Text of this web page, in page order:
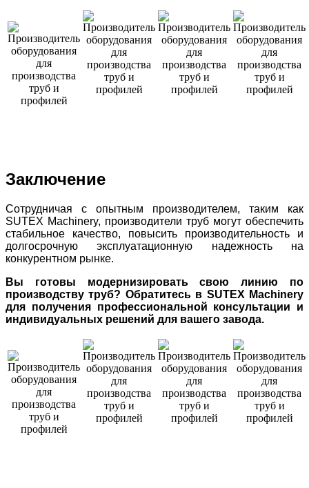
Заключение
Сотрудничая с опытным производителем, таким как
SUTEX Machinery, производители труб могут обеспечить
стабильное качество, повысить производительность и
долгосрочную эксплуатационную надежность на
конкурентном рынке.
Вы готовы модернизировать свою линию по
производству труб? Обратитесь в SUTEX Machinery
для получения профессиональной консультации и
индивидуальных решений для вашего завода.